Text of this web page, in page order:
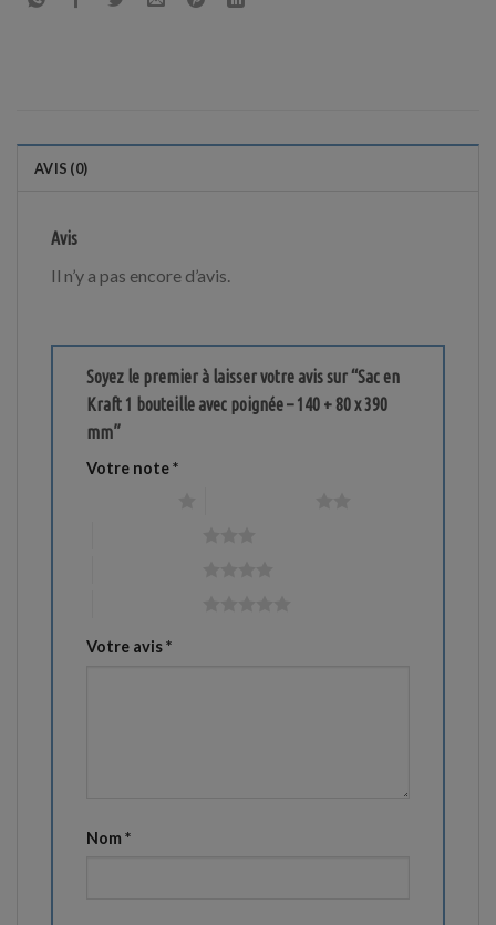
AVIS (0)
Avis
Il n’y a pas encore d’avis.
Soyez le premier à laisser votre avis sur “Sac en
Kraft 1 bouteille avec poignée – 140 + 80 x 390
mm”
Votre note*
Votre avis*
Nom *